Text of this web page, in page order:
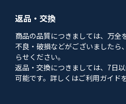
返品・交換
商品の品質につきましては、万全
不良・破損などがございましたら
らせください。
返品・交換につきましては、7日
可能です。詳しくはご利用ガイド